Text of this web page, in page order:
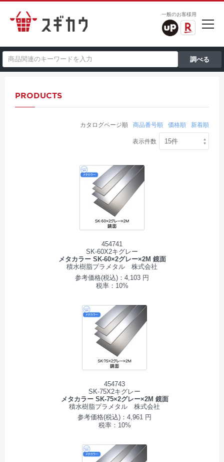
一般のお客様用
PRODUCTS
カタログページ順 商品番号順 価格順 新着順
表示件数
454741
SK-60X2キグレー
メタカラー SK-60×2グレー×2M 鏡面
積水樹脂プラメタル 株式会社
参考価格(税込)：4,103 円
税率：10%
454743
SK-75X2キグレー
メタカラー SK-75×2グレー×2M 鏡面
積水樹脂プラメタル 株式会社
参考価格(税込)：4,961 円
税率：10%